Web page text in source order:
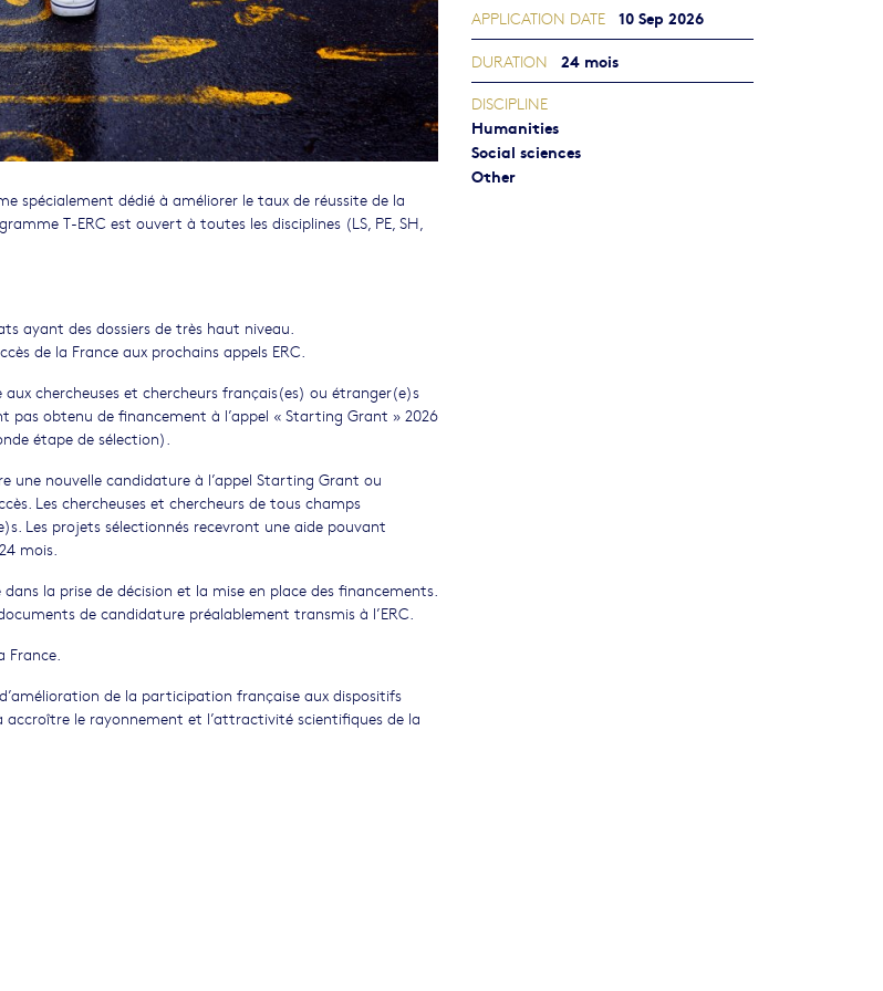
spécialement dédié à améliorer le taux de réussite de la
T-ERC est ouvert à toutes les disciplines (LS, PE, SH,
ayant des dossiers de très haut niveau.
de la France aux prochains appels ERC.
chercheuses et chercheurs français(es) ou étranger(e)s
obtenu de financement à l’appel « Starting Grant » 2026
étape de sélection).
nouvelle candidature à l’appel Starting Grant ou
Les chercheuses et chercheurs de tous champs
Les projets sélectionnés recevront une aide pouvant
mois.
la prise de décision et la mise en place des financements.
de candidature préalablement transmis à l’ERC.
France.
de la participation française aux dispositifs
accroître le rayonnement et l’attractivité scientifiques de la
APPLICATION DATE 10 Sep 2026
DURATION 24 mois
DISCIPLINE
Humanities
Social sciences
Other